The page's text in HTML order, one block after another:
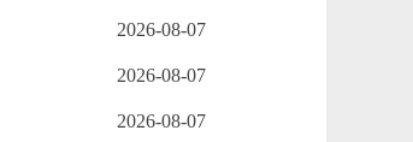
2026-08-07
2026-08-07
2026-08-07